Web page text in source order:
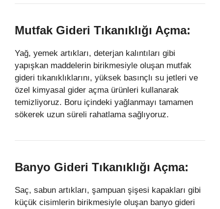
Mutfak Gideri Tıkanıklığı Açma:
Yağ, yemek artıkları, deterjan kalıntıları gibi
yapışkan maddelerin birikmesiyle oluşan mutfak
gideri tıkanıklıklarını, yüksek basınçlı su jetleri ve
özel kimyasal gider açma ürünleri kullanarak
temizliyoruz. Boru içindeki yağlanmayı tamamen
sökerek uzun süreli rahatlama sağlıyoruz.
Banyo Gideri Tıkanıklığı Açma:
Saç, sabun artıkları, şampuan şişesi kapakları gibi
küçük cisimlerin birikmesiyle oluşan banyo gideri